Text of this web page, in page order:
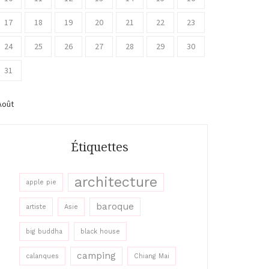
17 18 19 20 21 22 23
24 25 26 27 28 29 30
31
Étiquettes
apple pie architecture
artiste Asie baroque
big buddha black house
calanques camping Chiang Mai